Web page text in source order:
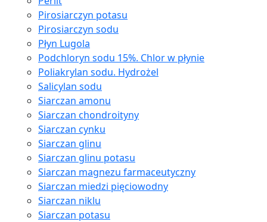
Pirosiarczyn potasu
Pirosiarczyn sodu
Płyn Lugola
Podchloryn sodu 15%. Chlor w płynie
Poliakrylan sodu. Hydrożel
Salicylan sodu
Siarczan amonu
Siarczan chondroityny
Siarczan cynku
Siarczan glinu
Siarczan glinu potasu
Siarczan magnezu farmaceutyczny
Siarczan miedzi pięciowodny
Siarczan niklu
Siarczan potasu